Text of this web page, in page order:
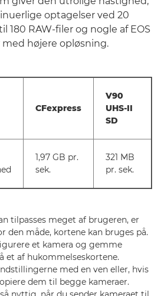
optagelser ved 20
180 RAW-filer og nogle af EOS
med højere opløsning.
CFexpress
V90
UHS-II
SD
1,97 GB pr.
sek.
321 MB
pr. sek.
tilpasses meget af brugeren, er
den måde, kortene kan bruges på.
et kamera og gemme
et af hukommelseskortene.
med en ven eller, hvis
dem til begge kameraer.